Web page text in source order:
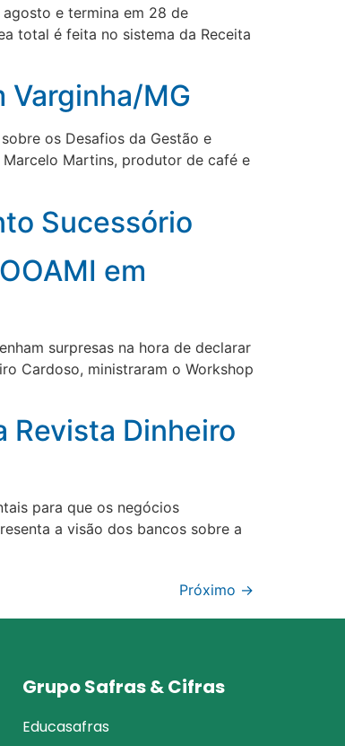
e termina em 28 de
total é feita no sistema da Receita
Varginha/MG
os Desafios da Gestão e
Martins, produtor de café e
Sucessório
em
surpresas na hora de declarar
Cardoso, ministraram o Workshop
Revista Dinheiro
para que os negócios
a visão dos bancos sobre a
Próximo →
Grupo Safras & Cifras
Educasafras